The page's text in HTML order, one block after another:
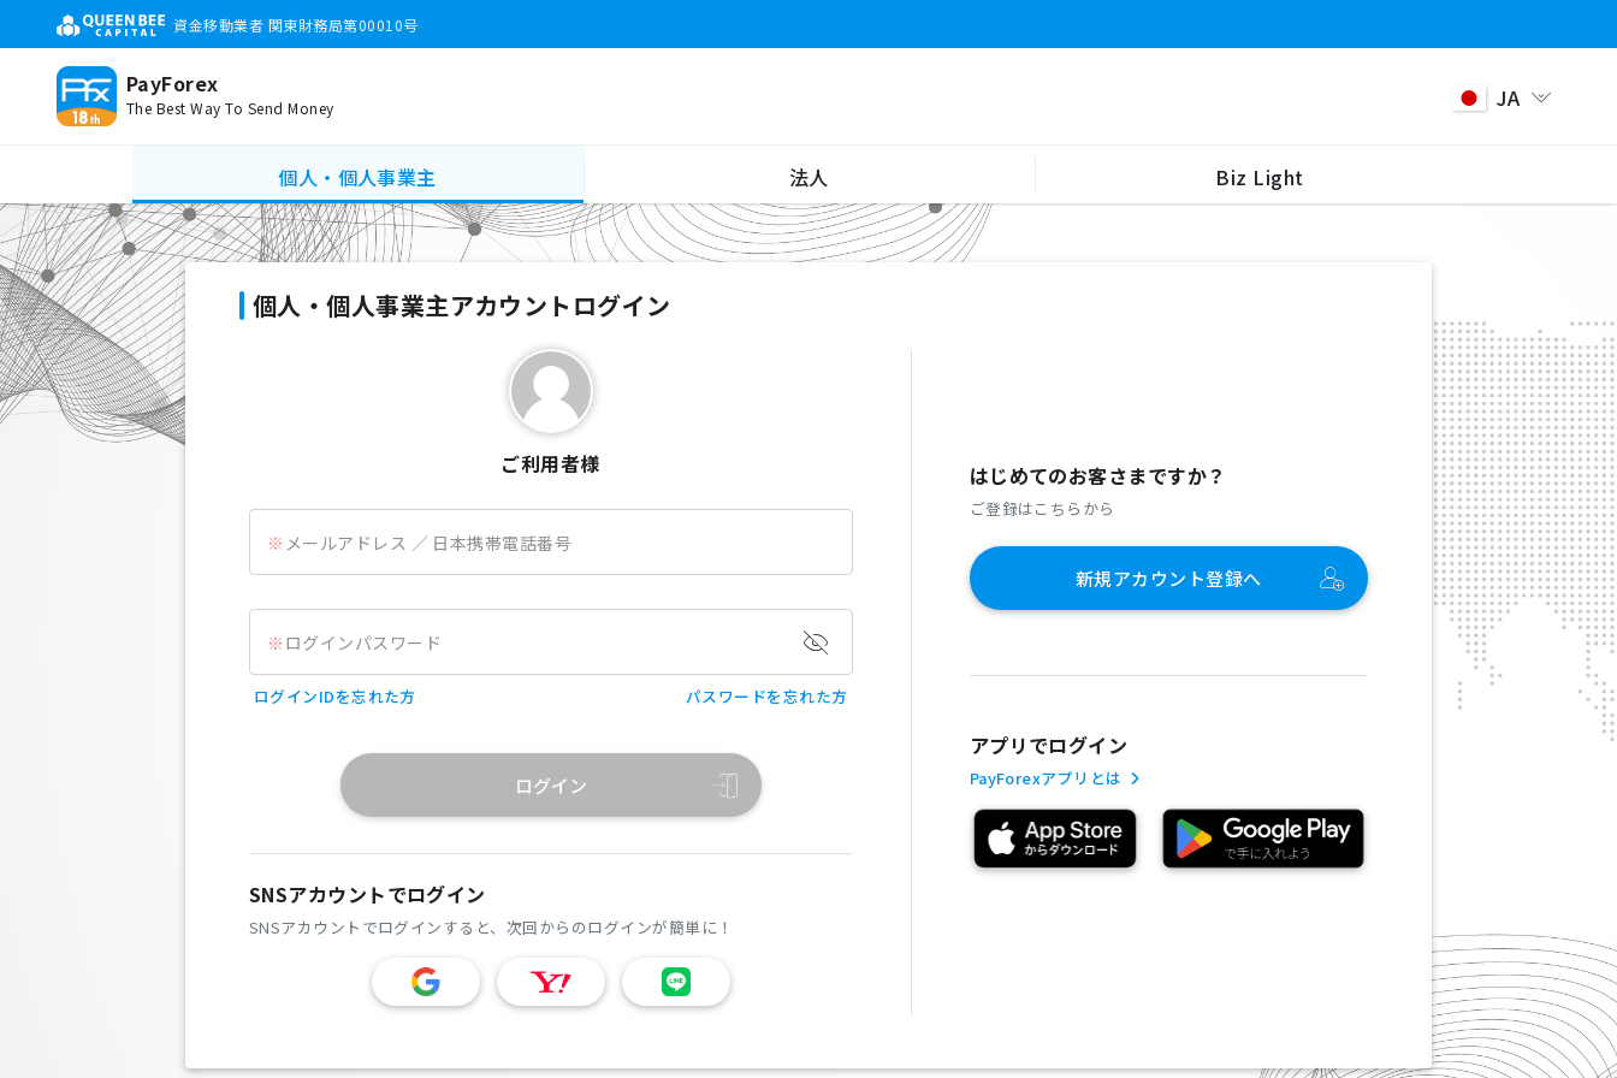
資金移動業者 関東財務局第00010号
PayForex
The Best Way To Send Money JA
個人・個人事業主 法人 Biz Light
個人・個人事業主アカウントログイン
ご利用者様
メールアドレス ／ 日本携帯電話番号
ログインパスワード
ログインIDを忘れた方 パスワードを忘れた方
ログイン
SNSアカウントでログイン
SNSアカウントでログインすると、次回からのログインが簡単に！
はじめてのお客さまですか？
ご登録はこちらから
新規アカウント登録へ
アプリでログイン
PayForexアプリとは